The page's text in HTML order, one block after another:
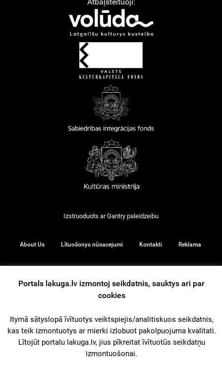
Izstruoduots arGantry paleidzeibu
About Us Lītuošonys nūsacejumi Kontakti Reklama
© 2026
iz augšu
Portals lakuga.lv izmontoj seikdatnis, sauktys ari par
cookies
Itymā sātyslopā īvītuotys veiktspiejis/analitiskuos seikdatnis,
kas teik izmontuotys ar mierki izlobuot pakolpuojuma kvalitati.
Lītojūt portalu lakuga.lv, jius pīkreitat īvītuotūs seikdatņu
izmontuošonai.